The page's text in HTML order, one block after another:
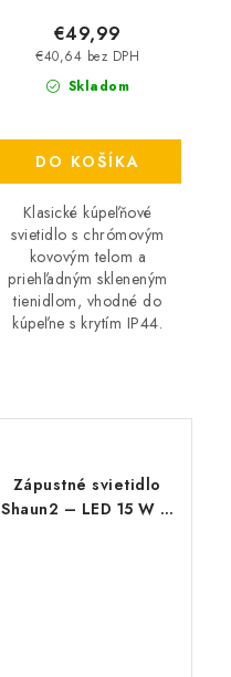
Skladom
€40,64 bez DPH
€49,99
DO KOŠÍKA
Klasické kúpeľňové
svietidlo s chrómovým
kovovým telom a
priehľadným skleneným
tienidlom, vhodné do
kúpeľne s krytím IP44.
Zápustné svietidlo
Shaun2 – LED 15 W –